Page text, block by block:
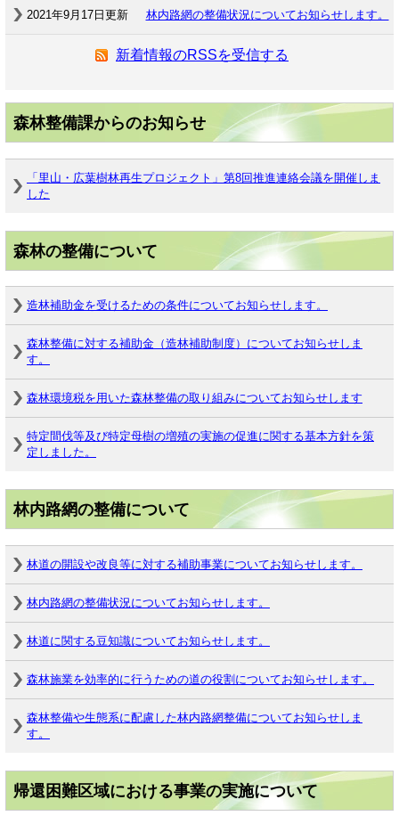
2021年9月17日更新 林内路網の整備状況についてお知らせします。
新着情報のRSSを受信する
森林整備課からのお知らせ
「里山・広葉樹林再生プロジェクト」第8回推進連絡会議を開催しま
した
森林の整備について
造林補助金を受けるための条件についてお知らせします。
森林整備に対する補助金（造林補助制度）についてお知らせしま
す。
森林環境税を用いた森林整備の取り組みについてお知らせします
特定間伐等及び特定母樹の増殖の実施の促進に関する基本方針を策
定しました。
林内路網の整備について
林道の開設や改良等に対する補助事業についてお知らせします。
林内路網の整備状況についてお知らせします。
林道に関する豆知識についてお知らせします。
森林施業を効率的に行うための道の役割についてお知らせします。
森林整備や生態系に配慮した林内路網整備についてお知らせしま
す。
帰還困難区域における事業の実施について